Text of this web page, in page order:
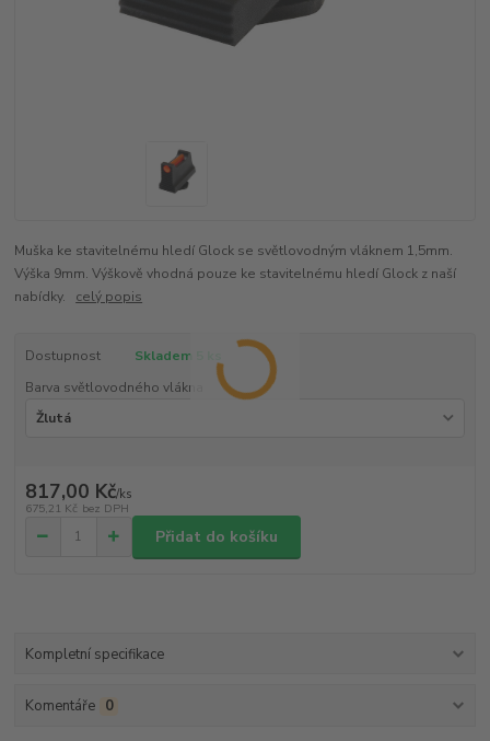
Muška ke stavitelnému hledí Glock se světlovodným vláknem 1,5mm.
Výška 9mm. Výškově vhodná pouze ke stavitelnému hledí Glock z naší
nabídky. celý popis
Dostupnost
Skladem 5 ks
Barva světlovodného vlákna
817,00 Kč/ks
675,21 Kč bez DPH
Přidat do košíku
Kompletní specifikace
Komentáře 0